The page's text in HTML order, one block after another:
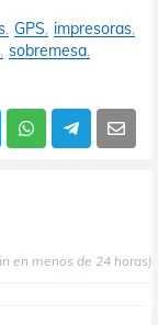
GPS impresoras
sobremesa
en menos de 24 horas)